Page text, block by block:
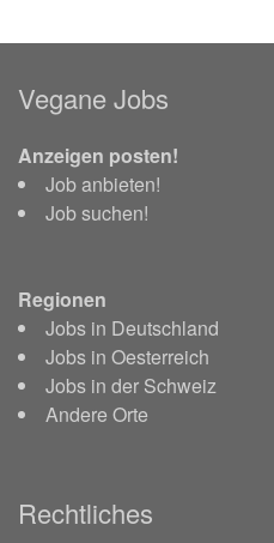
Vegane Jobs
Anzeigen posten!
Job anbieten!
Job suchen!
Regionen
Jobs in Deutschland
Jobs in Oesterreich
Jobs in der Schweiz
Andere Orte
Rechtliches